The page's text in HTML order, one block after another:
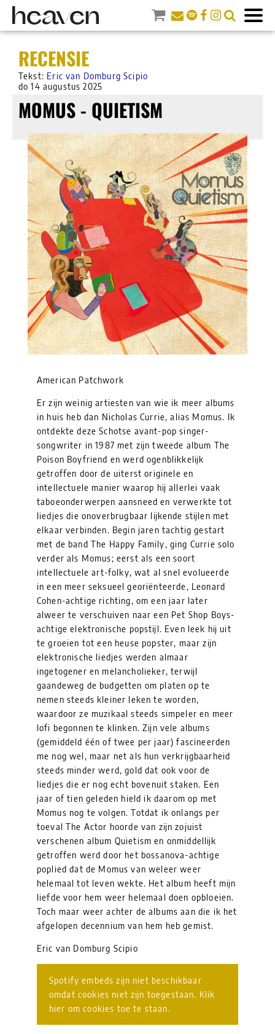
RECENSIE
Tekst: Eric van Domburg Scipio
do 14 augustus 2025
MOMUS - QUIETISM
American Patchwork
Er zijn weinig artiesten van wie ik meer albums
in huis heb dan Nicholas Currie, alias Momus. Ik
ontdekte deze Schotse avant-pop singer-
songwriter in 1987 met zijn tweede album The
Poison Boyfriend en werd ogenblikkelijk
getroffen door de uiterst originele en
intellectuele manier waarop hij allerlei vaak
taboeonderwerpen aansneed en verwerkte tot
liedjes die onoverbrugbaar lijkende stijlen met
elkaar verbinden. Begin jaren tachtig gestart
met de band The Happy Family, ging Currie solo
verder als Momus; eerst als een soort
intellectuele art-folky, wat al snel evolueerde
in een meer seksueel georiënteerde, Leonard
Cohen-achtige richting, om een jaar later
alweer te verschuiven naar een Pet Shop Boys-
achtige elektronische popstijl. Even leek hij uit
te groeien tot een heuse popster, maar zijn
elektronische liedjes werden almaar
ingetogener en melancholieker, terwijl
gaandeweg de budgetten om platen op te
nemen steeds kleiner leken te worden,
waardoor ze muzikaal steeds simpeler en meer
lofi begonnen te klinken. Zijn vele albums
(gemiddeld één of twee per jaar) fascineerden
me nog wel, maar net als hun verkrijgbaarheid
steeds minder werd, gold dat ook voor de
liedjes die er nog echt bovenuit staken. Een
jaar of tien geleden hield ik daarom op met
Momus nog te volgen. Totdat ik onlangs per
toeval The Actor hoorde van zijn zojuist
verschenen album Quietism en onmiddellijk
getroffen werd door het bossanova-achtige
poplied dat de Momus van weleer weer
helemaal tot leven wekte. Het album heeft mijn
liefde voor hem weer helemaal doen opbloeien.
Toch maar weer achter de albums aan die ik het
afgelopen decennium van hem heb gemist.
Eric van Domburg Scipio
Spotify embeds zijn niet beschikbaar
omdat cookies niet zijn toegestaan. Klik
hier om cookies toe te staan.